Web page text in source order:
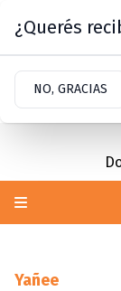
Yañee
¿Querés
NO, GRACIAS